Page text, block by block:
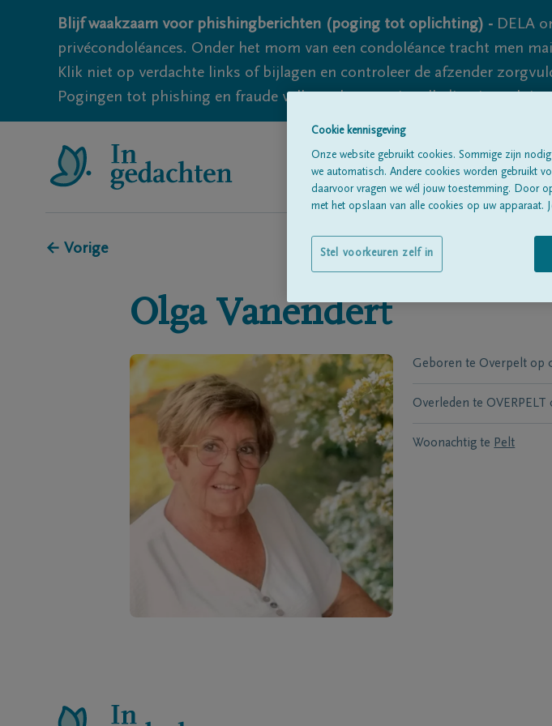
Blijf waakzaam voor phishingberichten (poging tot oplichting) - DELA
privécondoléances. Onder het mom van een condoléance tracht men
Klik niet op verdachte links of bijlagen en controleer de afzender
Pogingen tot phishing en fraude vallen echter nooit volledig uit te
← Vorige
Olga Vanendert
Geboren te Overpelt op
Overleden te OVERPELT
Woonachtig te Pelt
Cookie kennisgeving
Onze website gebruikt cookies. Sommige zijn
we automatisch. Andere cookies worden gebruikt
daarvoor vragen we wél jouw toestemming. Door
met het opslaan van alle cookies op uw apparaat.
Stel voorkeuren zelf in